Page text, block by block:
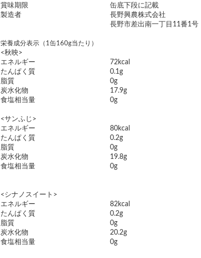
賞味期限
缶底下段に記載
製造者
長野興農株式会社
長野市差出南一丁目11番1号
栄養成分表示（1缶160g当たり）
<秋映>
エネルギー
72kcal
たんぱく質
0.1g
脂質
0g
炭水化物
17.9g
食塩相当量
0g
<サンふじ>
エネルギー
80kcal
たんぱく質
0.2g
脂質
0g
炭水化物
19.8g
食塩相当量
0g
<シナノスイート>
エネルギー
82kcal
たんぱく質
0.2g
脂質
0g
炭水化物
20.2g
食塩相当量
0g